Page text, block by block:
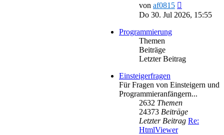
von af0815
Beitrag
Do 30. Jul 2026, 15:55
Programmierung
Themen
Beiträge
Letzter Beitrag
Einsteigerfragen
Für Fragen von Einsteigern und
Programmieranfängern...
2632 Themen
24373 Beiträge
Letzter Beitrag Re:
HtmlViewer